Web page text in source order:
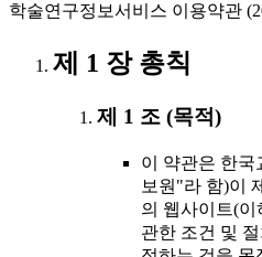
학술연구정보서비스 이용약관
제 1 장 총칙
제 1 조 (목적)
이 약관은 한국
보원"라 함)이
의 웹사이트(이
관한 조건 및